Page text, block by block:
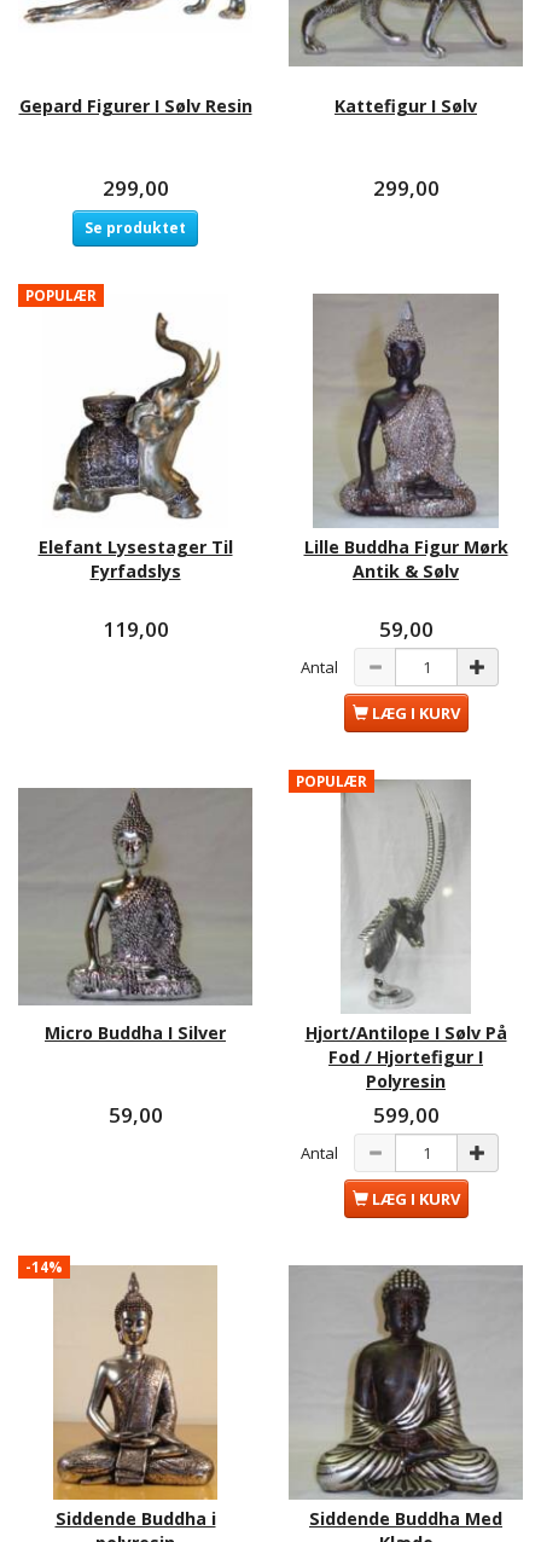
Gepard Figurer I Sølv Resin
299,00
Se produktet
Kattefigur I Sølv
299,00
POPULÆR
Elefant Lysestager Til
Fyrfadslys
119,00
Lille Buddha Figur Mørk
Antik & Sølv
59,00
Antal
LÆG I KURV
Micro Buddha I Silver
59,00
POPULÆR
Hjort/Antilope I Sølv På
Fod / Hjortefigur I
Polyresin
599,00
Antal
LÆG I KURV
-14%
Siddende Buddha i
Siddende Buddha Med